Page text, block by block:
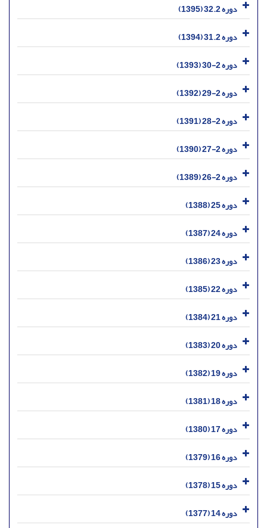
دوره 32.2 (1395)
دوره 31.2 (1394)
دوره 2-30 (1393)
دوره 2-29 (1392)
دوره 2-28 (1391)
دوره 2-27 (1390)
دوره 2-26 (1389)
دوره 25 (1388)
دوره 24 (1387)
دوره 23 (1386)
دوره 22 (1385)
دوره 21 (1384)
دوره 20 (1383)
دوره 19 (1382)
دوره 18 (1381)
دوره 17 (1380)
دوره 16 (1379)
دوره 15 (1378)
دوره 14 (1377)